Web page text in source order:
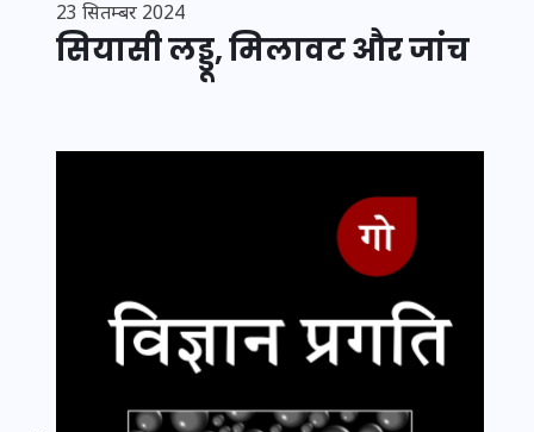
23 सितम्बर 2024
सियासी लड्डू, मिलावट और जांच